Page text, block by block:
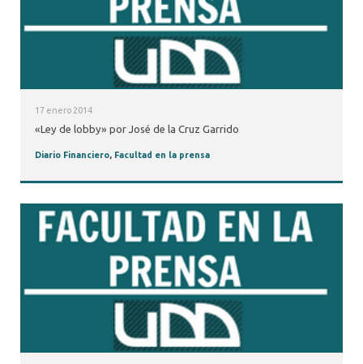
17 enero 2014
«Ley de lobby» por José de la Cruz Garrido
Diario Financiero, Facultad en la prensa